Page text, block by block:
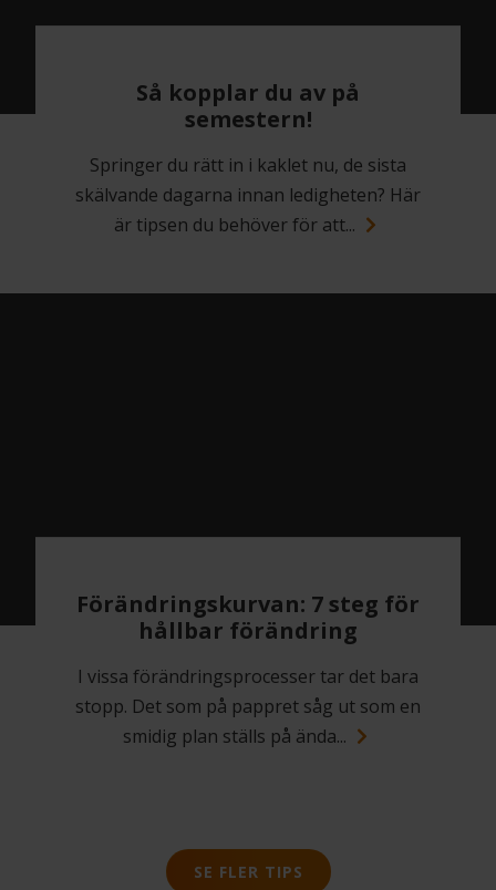
Så kopplar du av på
semestern!
Springer du rätt in i kaklet nu, de sista
skälvande dagarna innan ledigheten? Här
är tipsen du behöver för att...
Förändringskurvan: 7 steg för
hållbar förändring
I vissa förändringsprocesser tar det bara
stopp. Det som på pappret såg ut som en
smidig plan ställs på ända...
SE FLER TIPS